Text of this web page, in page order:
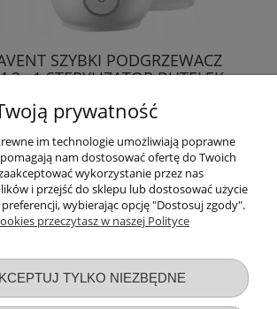
SZYBKI PODGRZEWACZ
2w1 STERYLIZATOR BUTELEK
296,99 zł
DO KOSZYKA
prywatność
im technologie umożliwiają poprawne
nam dostosować ofertę do Twoich
wykorzystanie przez nas
i przejść do sklepu lub dostosować użycie
wybierając opcję "Dostosuj zgody".
przeczytasz w naszej Polityce
TYLKO NIEZBĘDNE